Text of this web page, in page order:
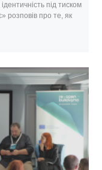
під тиском
розповів про те, як